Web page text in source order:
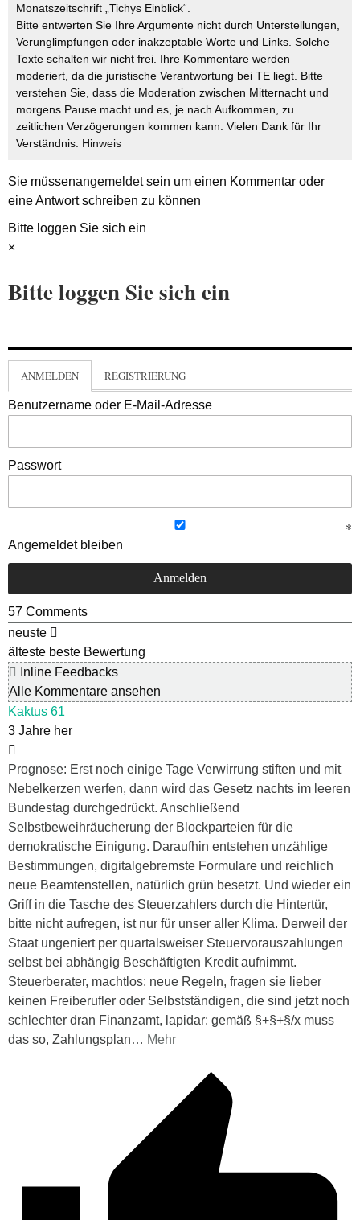
Monatszeitschrift „Tichys Einblick“.
Bitte entwerten Sie Ihre Argumente nicht durch Unterstellungen,
Verunglimpfungen oder inakzeptable Worte und Links. Solche
Texte schalten wir nicht frei. Ihre Kommentare werden
moderiert, da die juristische Verantwortung bei TE liegt. Bitte
verstehen Sie, dass die Moderation zwischen Mitternacht und
morgens Pause macht und es, je nach Aufkommen, zu
zeitlichen Verzögerungen kommen kann. Vielen Dank für Ihr
Verständnis. Hinweis
Sie müssenangemeldetsein um einen Kommentar oder
eine Antwort schreiben zu können
Bitte loggen Sie sich ein
×
Bitte loggen Sie sich ein
ANMELDEN REGISTRIERUNG
Benutzername oder E-Mail-Adresse
Passwort
Angemeldet bleiben
57 Comments
neuste
älteste beste Bewertung
Inline Feedbacks
Alle Kommentare ansehen
Kaktus 61
3 Jahre her
Prognose: Erst noch einige Tage Verwirrung stiften und mit
Nebelkerzen werfen, dann wird das Gesetz nachts im leeren
Bundestag durchgedrückt. Anschließend
Selbstbeweihräucherung der Blockparteien für die
demokratische Einigung. Daraufhin entstehen unzählige
Bestimmungen, digitalgebremste Formulare und reichlich
neue Beamtenstellen, natürlich grün besetzt. Und wieder ein
Griff in die Tasche des Steuerzahlers durch die Hintertür,
bitte nicht aufregen, ist nur für unser aller Klima. Derweil der
Staat ungeniert per quartalsweiser Steuervorauszahlungen
selbst bei abhängig Beschäftigten Kredit aufnimmt.
Steuerberater, machtlos: neue Regeln, fragen sie lieber
keinen Freiberufler oder Selbstständigen, die sind jetzt noch
schlechter dran Finanzamt, lapidar: gemäß §+§+§/x muss
das so, Zahlungsplan… Mehr